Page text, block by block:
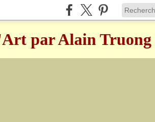
par Alain Truong